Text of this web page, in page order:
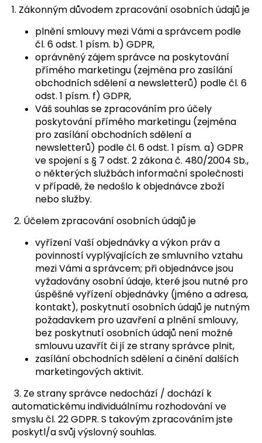
1. Zákonným důvodem zpracování osobních údajů je
plnění smlouvy mezi Vámi a správcem podle
čl. 6 odst. 1 písm. b) GDPR,
oprávněný zájem správce na poskytování
přímého marketingu (zejména pro zasílání
obchodních sdělení a newsletterů) podle čl. 6
odst. 1 písm. f) GDPR,
Váš souhlas se zpracováním pro účely
poskytování přímého marketingu (zejména
pro zasílání obchodních sdělení a
newsletterů) podle čl. 6 odst. 1 písm. a) GDPR
ve spojení s § 7 odst. 2 zákona č. 480/2004 Sb.,
o některých službách informační společnosti
v případě, že nedošlo k objednávce zboží
nebo služby.
2. Účelem zpracování osobních údajů je
vyřízení Vaší objednávky a výkon práv a
povinností vyplývajících ze smluvního vztahu
mezi Vámi a správcem; při objednávce jsou
vyžadovány osobní údaje, které jsou nutné pro
úspěšné vyřízení objednávky (jméno a adresa,
kontakt), poskytnutí osobních údajů je nutným
požadavkem pro uzavření a plnění smlouvy,
bez poskytnutí osobních údajů není možné
smlouvu uzavřít či jí ze strany správce plnit,
zasílání obchodních sdělení a činění dalších
marketingových aktivit.
3. Ze strany správce nedochází / dochází k
automatickému individuálnímu rozhodování ve
smyslu čl. 22 GDPR. S takovým zpracováním jste
poskytl/a svůj výslovný souhlas.